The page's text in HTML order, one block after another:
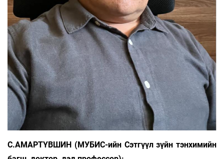
С.АМАРТҮВШИН (МУБИС-ийн Сэтгүүл зүйн тэнхимийн